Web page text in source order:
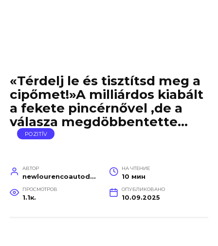
«Térdelj le és tisztítsd meg a
cipőmet!»A milliárdos kiabált
a fekete pincérnővel ,de a
válasza megdöbbentette…
POZITÍV
АВТОР
newlourencoautodetail
НА ЧТЕНИЕ
10 мин
ПРОСМОТРОВ
1.1к.
ОПУБЛИКОВАНО
10.09.2025